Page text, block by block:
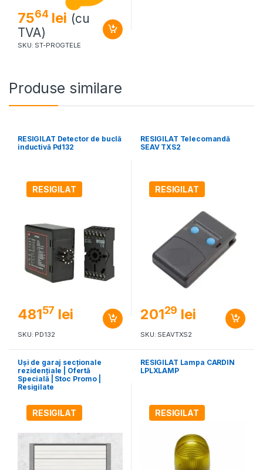
7564 lei (cu
TVA)
SKU: ST-PROGTELE
Produse similare
RESIGILAT Detector de buclă
inductivă Pd132
RESIGILAT
48157 lei
SKU: PD132
RESIGILAT Telecomandă
SEAV TXS2
RESIGILAT
20129 lei
SKU: SEAVTXS2
Uși de garaj secționale
rezidențiale | Ofertă
Specială | Stoc Promo |
Resigilate
RESIGILAT
RESIGILAT Lampa CARDIN
LPLXLAMP
RESIGILAT